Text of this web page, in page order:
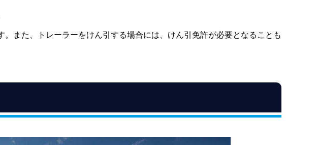
また、トレーラーをけん引する場合には、けん引免許が必要となることも